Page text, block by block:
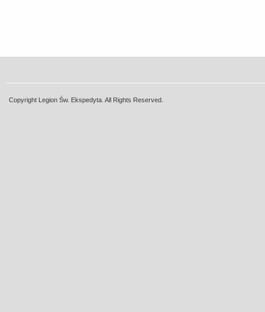
Copyright Legion Św. Ekspedyta. All Rights Reserved.